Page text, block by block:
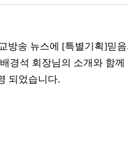
방송 뉴스에 [특별기획]믿음
경석 회장님의 소개와 함께
되었습니다.